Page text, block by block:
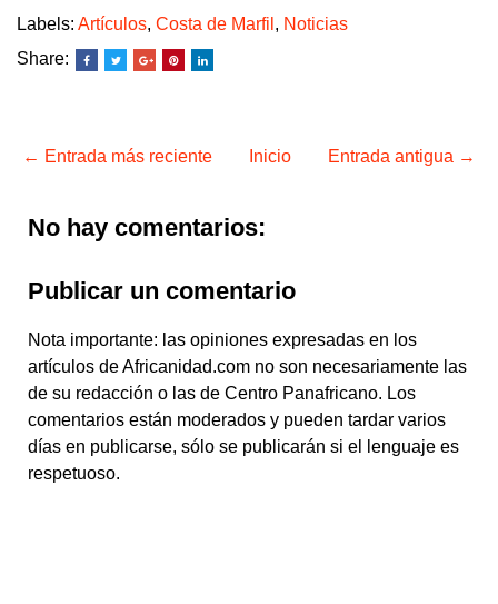
Labels: Artículos, Costa de Marfil , Noticias
Share:
← Entrada más reciente Entrada antigua →
Inicio
No hay comentarios:
Publicar un comentario
Nota importante: las opiniones expresadas en los
artículos de Africanidad.com no son necesariamente las
de su redacción o las de Centro Panafricano. Los
comentarios están moderados y pueden tardar varios
días en publicarse, sólo se publicarán si el lenguaje es
respetuoso.